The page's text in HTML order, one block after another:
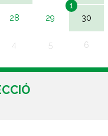
28 29 30
1
4 5 6